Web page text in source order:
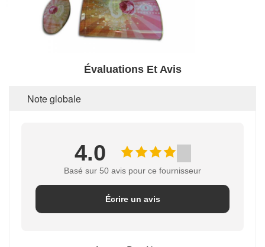
Évaluations Et Avis
Note globale
4.0
Basé sur 50 avis pour ce fournisseur
Écrire un avis